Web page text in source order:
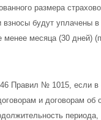
размера
будут уплачены в
менее месяца (30 дней)
Правил № 1015, если
и договорам